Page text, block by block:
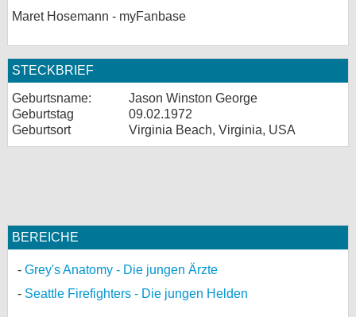
Maret Hosemann - myFanbase
STECKBRIEF
Geburtsname:
Jason Winston George
Geburtstag
09.02.1972
Geburtsort
Virginia Beach, Virginia, USA
BEREICHE
Grey's Anatomy - Die jungen Ärzte
Seattle Firefighters - Die jungen Helden